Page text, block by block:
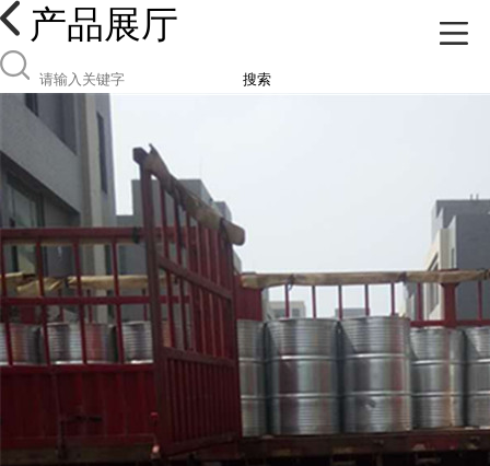
产品展厅
搜索